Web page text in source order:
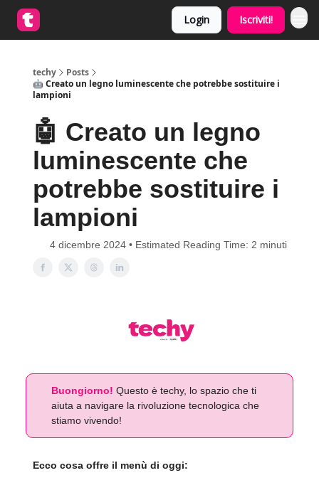
Login Iscriviti!
techy
Posts
🤖 Creato un legno luminescente che potrebbe sostituire i
lampioni
🤖 Creato un legno
luminescente che
potrebbe sostituire i
lampioni
4 dicembre 2024 • Estimated Reading Time: 2 minuti
Buongiorno! Questo è techy, lo spazio che ti
aiuta a navigare la rivoluzione tecnologica che
stiamo vivendo!
Ecco cosa offre il menù di oggi: